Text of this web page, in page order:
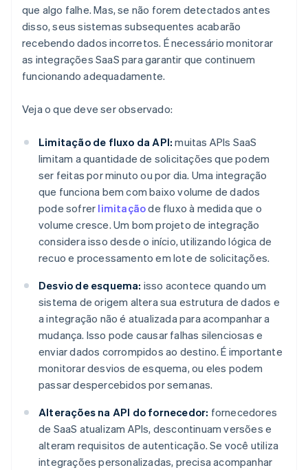
que algo falhe. Mas, se não forem detectados antes
disso, seus sistemas subsequentes acabarão
recebendo dados incorretos. É necessário monitorar
as integrações SaaS para garantir que continuem
funcionando adequadamente.
Veja o que deve ser observado:
Limitação de fluxo da API: muitas APIs SaaS
limitam a quantidade de solicitações que podem
ser feitas por minuto ou por dia. Uma integração
que funciona bem com baixo volume de dados
pode sofrer limitaçãode fluxo à medida que o
volume cresce. Um bom projeto de integração
considera isso desde o início, utilizando lógica de
recuo e processamento em lote de solicitações.
Desvio de esquema: isso acontece quando um
sistema de origem altera sua estrutura de dados e
a integração não é atualizada para acompanhar a
mudança. Isso pode causar falhas silenciosas e
enviar dados corrompidos ao destino. É importante
monitorar desvios de esquema, ou eles podem
passar despercebidos por semanas.
Alterações na API do fornecedor: fornecedores
de SaaS atualizam APIs, descontinuam versões e
alteram requisitos de autenticação. Se você utiliza
integrações personalizadas, precisa acompanhar